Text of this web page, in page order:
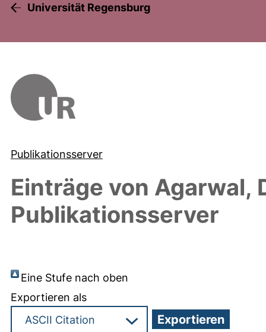
Universität Regensburg
Publikationsserver
Einträge von Agarwal,
Publikationsserver
Eine Stufe nach oben
Exportieren als